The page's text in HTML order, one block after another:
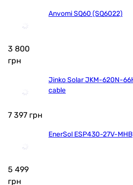
Anvomi SQ60 (SQ6022)
3 800
грн
Jinko Solar JKM-620N-
cable
7 397 грн
EnerSol ESP430-27V-MHB
5 499
грн